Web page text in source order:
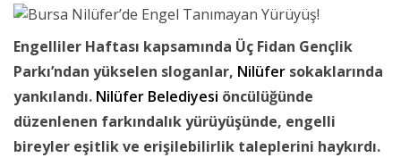
Engelliler Haftası kapsamında Üç Fidan Gençlik
Parkı’ndan yükselen sloganlar, Nilüfer sokaklarında
yankılandı. Nilüfer Belediyesi öncülüğünde
düzenlenen farkındalık yürüyüşünde, engelli
bireyler eşitlik ve erişilebilirlik taleplerini haykırdı.